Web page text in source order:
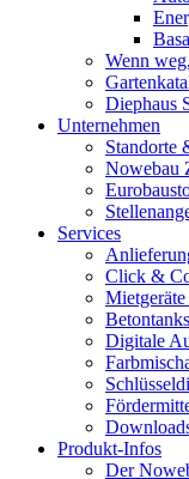
Wenn
Diephaus
Unternehmen
Standorte
Nowebau
Services
Click &
Digitale
Produkt-Infos
Der